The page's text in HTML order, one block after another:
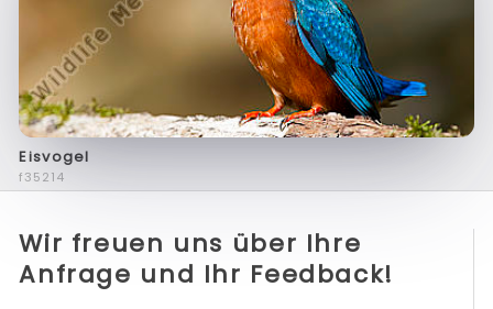
Eisvogel
f35214
Wir freuen uns über Ihre
Anfrage und Ihr Feedback!